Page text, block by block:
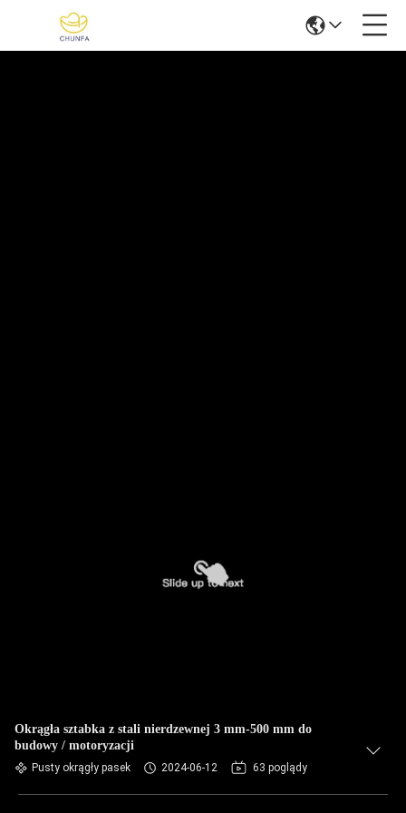
Okrągła sztabka z stali nierdzewnej 3 mm-500 mm do
budowy / motoryzacji
Pusty okrągły pasek 2024-06-12 63 poglądy